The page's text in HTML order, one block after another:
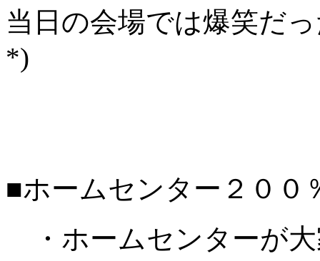
当日の会場では爆笑だ
*)
■ホームセンター２００
・ホームセンターが